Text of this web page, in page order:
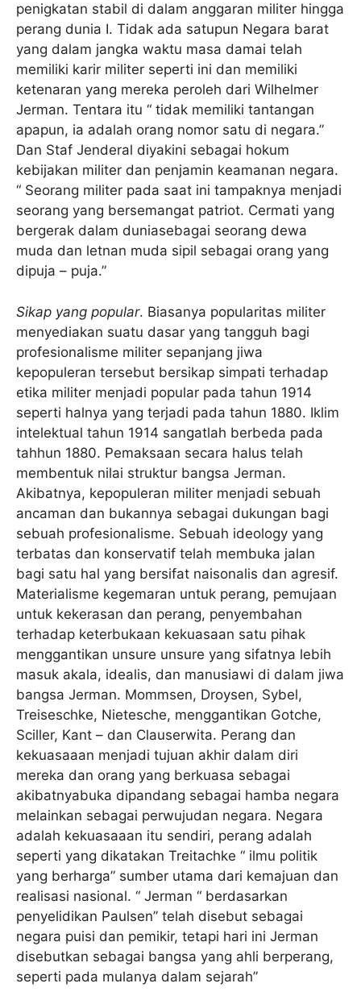
penigkatan stabil di dalam anggaran militer hingga
perang dunia I. Tidak ada satupun Negara barat
yang dalam jangka waktu masa damai telah
memiliki karir militer seperti ini dan memiliki
ketenaran yang mereka peroleh dari Wilhelmer
Jerman. Tentara itu “ tidak memiliki tantangan
apapun, ia adalah orang nomor satu di negara.”
Dan Staf Jenderal diyakini sebagai hokum
kebijakan militer dan penjamin keamanan negara.
“ Seorang militer pada saat ini tampaknya menjadi
seorang yang bersemangat patriot. Cermati yang
bergerak dalam duniasebagai seorang dewa
muda dan letnan muda sipil sebagai orang yang
dipuja – puja.”
Sikap yang popular. Biasanya popularitas militer
menyediakan suatu dasar yang tangguh bagi
profesionalisme militer sepanjang jiwa
kepopuleran tersebut bersikap simpati terhadap
etika militer menjadi popular pada tahun 1914
seperti halnya yang terjadi pada tahun 1880. Iklim
intelektual tahun 1914 sangatlah berbeda pada
tahhun 1880. Pemaksaan secara halus telah
membentuk nilai struktur bangsa Jerman.
Akibatnya, kepopuleran militer menjadi sebuah
ancaman dan bukannya sebagai dukungan bagi
sebuah profesionalisme. Sebuah ideology yang
terbatas dan konservatif telah membuka jalan
bagi satu hal yang bersifat naisonalis dan agresif.
Materialisme kegemaran untuk perang, pemujaan
untuk kekerasan dan perang, penyembahan
terhadap keterbukaan kekuasaan satu pihak
menggantikan unsure unsure yang sifatnya lebih
masuk akala, idealis, dan manusiawi di dalam jiwa
bangsa Jerman. Mommsen, Droysen, Sybel,
Treiseschke, Nietesche, menggantikan Gotche,
Sciller, Kant – dan Clauserwita. Perang dan
kekuasaaan menjadi tujuan akhir dalam diri
mereka dan orang yang berkuasa sebagai
akibatnyabuka dipandang sebagai hamba negara
melainkan sebagai perwujudan negara. Negara
adalah kekuasaaan itu sendiri, perang adalah
seperti yang dikatakan Treitachke “ ilmu politik
yang berharga” sumber utama dari kemajuan dan
realisasi nasional. “ Jerman “ berdasarkan
penyelidikan Paulsen” telah disebut sebagai
negara puisi dan pemikir, tetapi hari ini Jerman
disebutkan sebagai bangsa yang ahli berperang,
seperti pada mulanya dalam sejarah”